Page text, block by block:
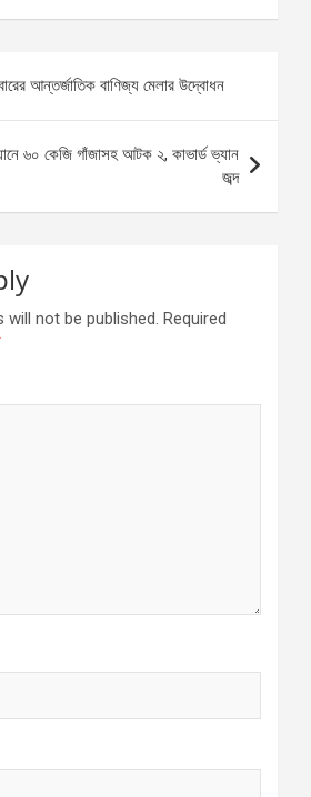
আন্তর্জাতিক বাণিজ্য মেলার উদ্বোধন
৬০ কেজি গাঁজাসহ আটক ২, কাভার্ড ভ্যান
জব্দ
will not be published. Required